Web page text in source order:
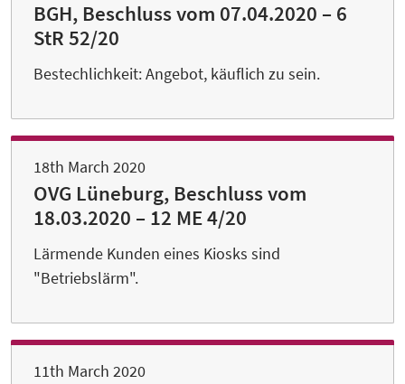
BGH, Beschluss vom 07.04.2020 – 6
StR 52/20
Bestechlichkeit: Angebot, käuflich zu sein.
18th March 2020
OVG Lüneburg, Beschluss vom
18.03.2020 – 12 ME 4/20
Lärmende Kunden eines Kiosks sind
"Betriebslärm".
11th March 2020